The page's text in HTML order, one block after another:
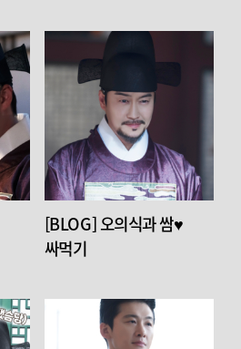
[BLOG] 오의식과 쌈♥
싸먹기